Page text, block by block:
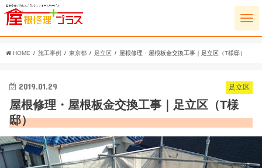
HOME 施工事例 東京都 足立区 屋根修理・屋根板金交換工事｜足立区（T様邸）
足立区
2019.01.29
屋根修理・屋根板金交換工事｜足立区（T様
邸）